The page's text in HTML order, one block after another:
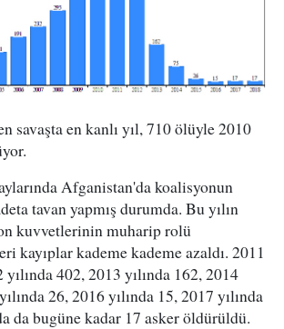
savaşta en kanlı yıl, 710 ölüyle 2010
Afganistan'da koalisyonun
tavan yapmış durumda. Bu yılın
kuvvetlerinin muharip rolü
kayıplar kademe kademe azaldı. 2011
yılında 402, 2013 yılında 162, 2014
26, 2016 yılında 15, 2017 yılında
da bugüne kadar 17 asker öldürüldü.